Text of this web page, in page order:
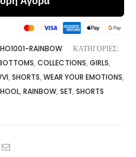
RAINBOW
ΚΑΤΗΓΟΡΊΕΣ:
, COLLECTIONS, GIRLS,
, SHORTS, WEAR YOUR EMOTIONS,
, RAINBOW, SET, SHORTS